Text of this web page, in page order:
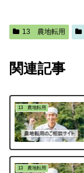
13 農地転用
関連記事
13 農地転用
13 農地転用